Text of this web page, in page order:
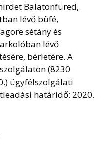
Balatonfüred,
lévő büfé,
sétány és
lévő
bérletére. A
(8230
ügyfélszolgálati
határidő: 2020.